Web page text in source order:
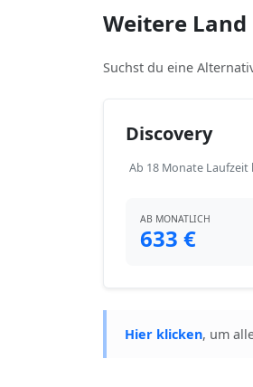
Weitere
Suchst du eine
Discovery
Ab 18 Monate
AB MONATLICH
633 €
Hier klicken, um